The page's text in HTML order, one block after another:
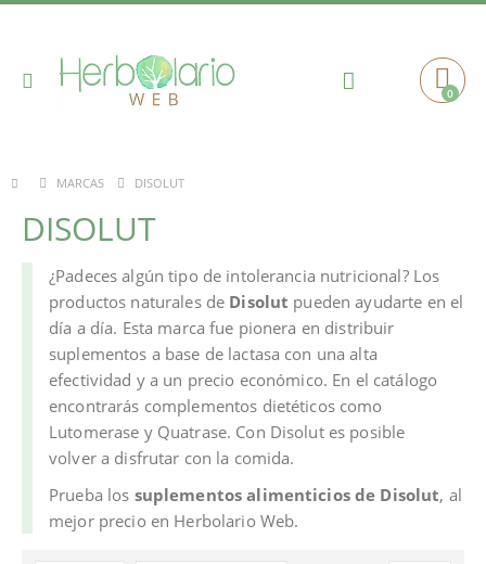
Toggle
Cart0
MARCAS DISOLUT
DISOLUT
¿Padeces algún tipo de intolerancia nutricional? Los
productos naturales de Disolut pueden ayudarte en el
día a día. Esta marca fue pionera en distribuir
suplementos a base de lactasa con una alta
efectividad y a un precio económico. En el catálogo
encontrarás complementos dietéticos como
Lutomerase y Quatrase. Con Disolut es posible
volver a disfrutar con la comida.
Prueba los suplementos alimenticios de Disolut, al
mejor precio en Herbolario Web.